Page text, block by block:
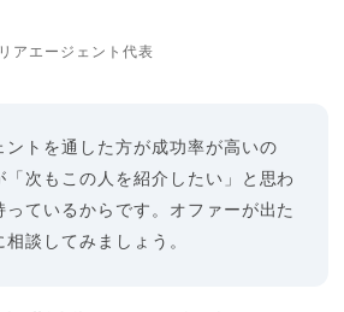
アエージェント代表
ントを通した方が成功率が高いの
「次もこの人を紹介したい」と思わ
ているからです。オファーが出た
談してみましょう。